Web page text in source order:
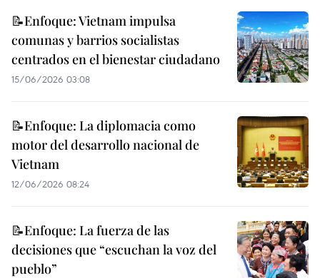
📝Enfoque: Vietnam impulsa
comunas y barrios socialistas
centrados en el bienestar ciudadano
15/06/2026 03:08
📝Enfoque: La diplomacia como
motor del desarrollo nacional de
Vietnam
12/06/2026 08:24
📝Enfoque: La fuerza de las
decisiones que “escuchan la voz del
pueblo”